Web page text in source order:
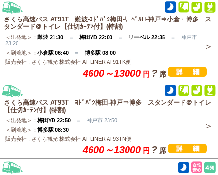
さくら高速バス AT91T 難波-ﾖﾄﾞﾊﾞｼ梅田‐ﾘｰﾍﾞﾙH-神戸⇒小倉・博多 ス
タンダード＠トイレ【仕切ｶｰﾃﾝ付】(特割)
＜出発地＞： 難波 21:30 ＝ 梅田YD 22:00 ＝ リーベル 22:35 ＝ 神戸市
23:20
＜到着地＞： 小倉駅 06:40 ＝ 博多駅 08:00
販売会社 : さくら観光 株式会社 AT LINER AT91TK便
4600～13000 円 ? 席
さくら高速バス AT93T ﾖﾄﾞﾊﾞｼ梅田-神戸⇒博多 スタンダード＠トイレ
【仕切ｶｰﾃﾝ付】(特割)
＜出発地＞： 梅田YD 22:50 ＝ 神戸市 23:50
＜到着地＞： 博多駅 08:30
販売会社 : さくら観光 株式会社 AT LINER AT93TN便
4600～13000 円 ? 席